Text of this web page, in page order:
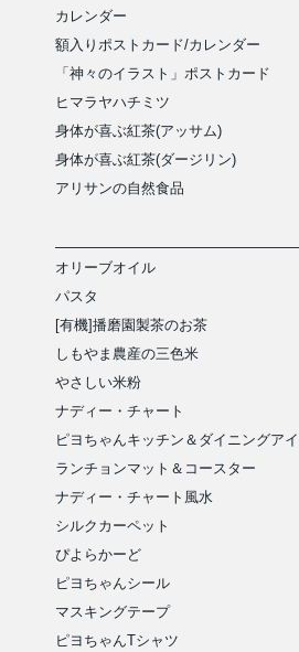
カレンダー
額入りポストカード/カレンダー
「神々のイラスト」ポストカード
ヒマラヤハチミツ
身体が喜ぶ紅茶(アッサム)
身体が喜ぶ紅茶(ダージリン)
アリサンの自然食品
オリーブオイル
パスタ
[有機]播磨園製茶のお茶
しもやま農産の三色米
やさしい米粉
ナディー・チャート
ピヨちゃんキッチン＆ダイニングア
ランチョンマット＆コースター
ナディー・チャート風水
シルクカーペット
ぴよらかーど
ピヨちゃんシール
マスキングテープ
ピヨちゃんTシャツ